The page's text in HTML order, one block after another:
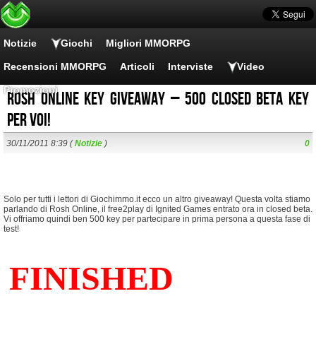
Notizie Giochi Migliori MMORPG
Recensioni MMORPG Articoli Interviste Video
Promozioni
Rosh Online key giveaway – 500 closed beta key
per voi!
30/11/2011 8:39 (Notizie ) 0
Solo per tutti i lettori di Giochimmo.it ecco un altro giveaway! Questa volta stiamo
parlando di Rosh Online, il free2play di Ignited Games entrato ora in closed beta.
Vi offriamo quindi ben 500 key per partecipare in prima persona a questa fase di
test!